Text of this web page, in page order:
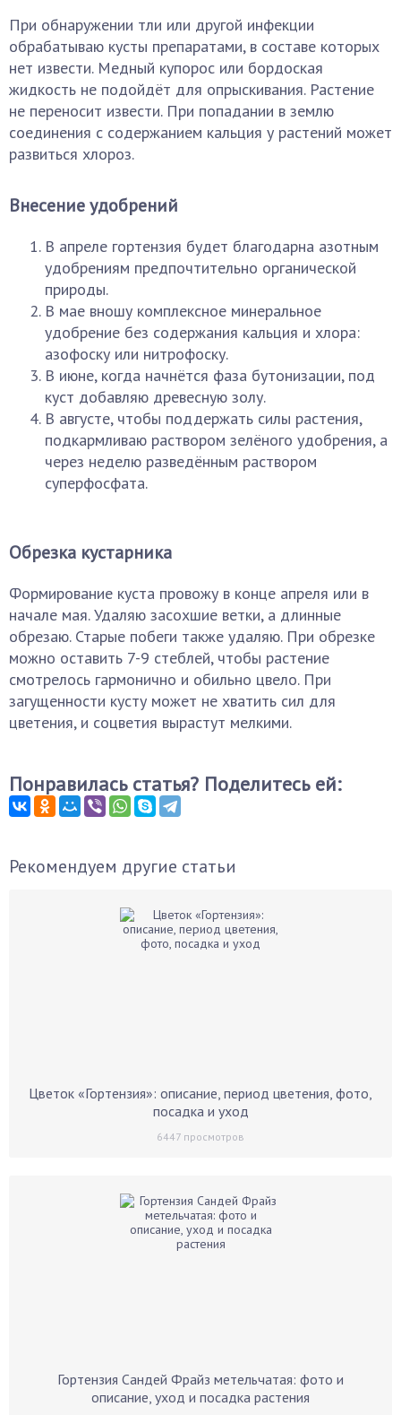
При обнаружении тли или другой инфекции
обрабатываю кусты препаратами, в составе которых
нет извести. Медный купорос или бордоская
жидкость не подойдёт для опрыскивания. Растение
не переносит извести. При попадании в землю
соединения с содержанием кальция у растений может
развиться хлороз.
Внесение удобрений
В апреле гортензия будет благодарна азотным
удобрениям предпочтительно органической
природы.
В мае вношу комплексное минеральное
удобрение без содержания кальция и хлора:
азофоску или нитрофоску.
В июне, когда начнётся фаза бутонизации, под
куст добавляю древесную золу.
В августе, чтобы поддержать силы растения,
подкармливаю раствором зелёного удобрения, а
через неделю разведённым раствором
суперфосфата.
Обрезка кустарника
Формирование куста провожу в конце апреля или в
начале мая. Удаляю засохшие ветки, а длинные
обрезаю. Старые побеги также удаляю. При обрезке
можно оставить 7-9 стеблей, чтобы растение
смотрелось гармонично и обильно цвело. При
загущенности кусту может не хватить сил для
цветения, и соцветия вырастут мелкими.
Понравилась статья? Поделитесь ей:
Рекомендуем другие статьи
Цветок «Гортензия»: описание, период цветения, фото,
посадка и уход
6447 просмотров
Гортензия Сандей Фрайз метельчатая: фото и
описание, уход и посадка растения